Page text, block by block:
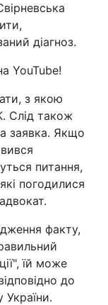
діагноз.
YouTube!
з якою
Слід також
заявка. Якщо
питання,
погодилися
факту,
їй може
до
України.